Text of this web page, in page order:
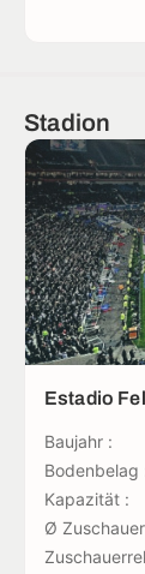
Stadion
Estadio
Baujahr :
Bodenbelag
Kapazität :
Ø